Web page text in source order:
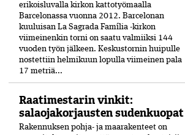
erikoisluvalla kirkon kattotyömaalla
Barcelonassa vuonna 2012. Barcelonan
kuuluisan La Sagrada Família -kirkon
viimeinenkin torni on saatu valmiiksi­ 144
vuoden työn jälkeen. Keskustornin huipulle
nostettiin helmikuun lopulla viimeinen pala
17 metriä...
Raatimestarin vinkit:
salaojakorjausten sudenkuopat
Rakennuksen pohja- ja maarakenteet on